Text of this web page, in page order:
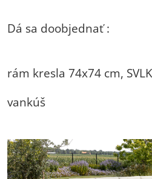
Dá sa doobjednať :
rám kresla 74x74 cm,
vankúš